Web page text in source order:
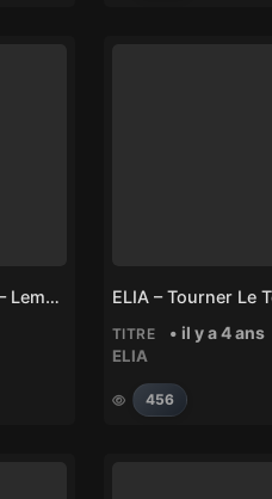
N.E.R.D & Rihanna – Lemon ELIA – Tourner Le
TITRE • il y a 4 ans
ELIA
456